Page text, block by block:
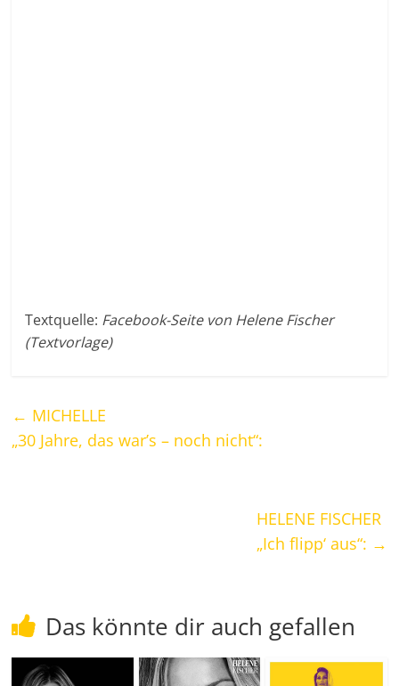
Textquelle: Facebook-Seite von Helene Fischer
(Textvorlage)
← MICHELLE
„30 Jahre, das war’s – noch nicht“:
HELENE FISCHER
„Ich flipp‘ aus“: →
Das könnte dir auch gefallen